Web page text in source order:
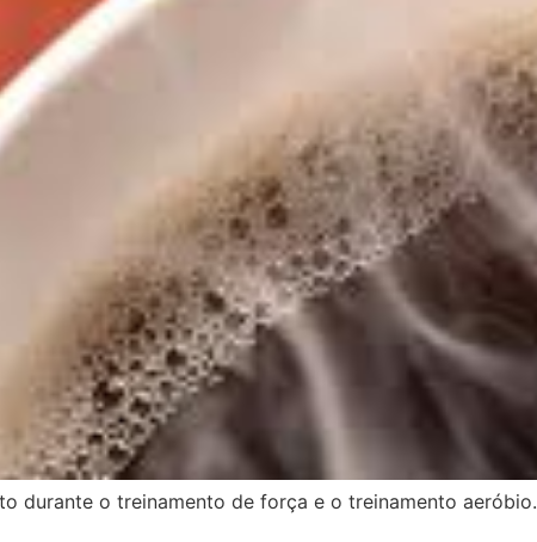
durante o treinamento de força e o treinamento aeróbio.